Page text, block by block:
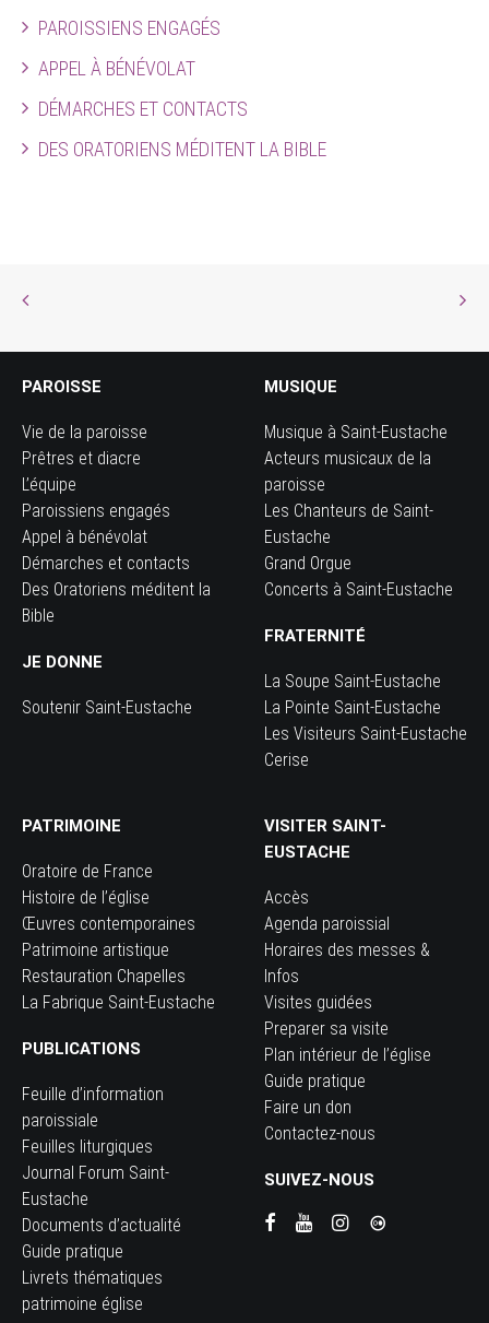
PAROISSIENS ENGAGÉS
APPEL À BÉNÉVOLAT
DÉMARCHES ET CONTACTS
DES ORATORIENS MÉDITENT LA BIBLE
PAROISSE
Vie de la paroisse
Prêtres et diacre
L’équipe
Paroissiens engagés
Appel à bénévolat
Démarches et contacts
Des Oratoriens méditent la
Bible
JE DONNE
Soutenir Saint-Eustache
MUSIQUE
Musique à Saint-Eustache
Acteurs musicaux de la
paroisse
Les Chanteurs de Saint-
Eustache
Grand Orgue
Concerts à Saint-Eustache
FRATERNITÉ
La Soupe Saint-Eustache
La Pointe Saint-Eustache
Les Visiteurs Saint-Eustache
Cerise
PATRIMOINE
Oratoire de France
Histoire de l’église
Œuvres contemporaines
Patrimoine artistique
Restauration Chapelles
La Fabrique Saint-Eustache
PUBLICATIONS
Feuille d’information
paroissiale
Feuilles liturgiques
Journal Forum Saint-
Eustache
Documents d’actualité
Guide pratique
Livrets thématiques
patrimoine église
VISITER SAINT-
EUSTACHE
Accès
Agenda paroissial
Horaires des messes &
Infos
Visites guidées
Preparer sa visite
Plan intérieur de l’église
Guide pratique
Faire un don
Contactez-nous
SUIVEZ-NOUS